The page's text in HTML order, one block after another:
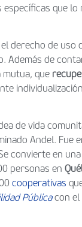
que lo
derecho de uso
Además de
que
de vida
Andel. Fue
convierte en
personas en
cooperativas
Públicacon el